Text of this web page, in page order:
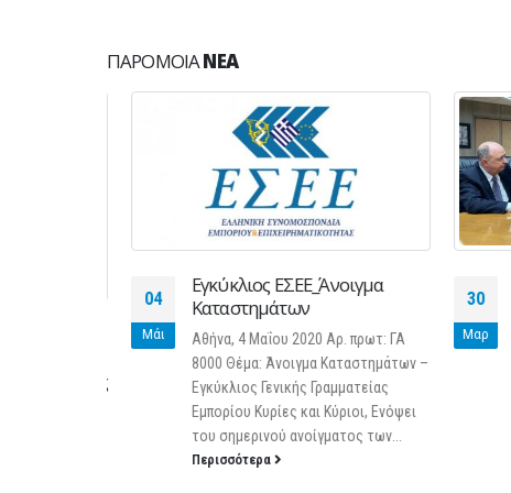
ΠΑΡΌΜΟΙΑΝΈΑ
Εγκύκλιος ΕΣΕΕ_Άνοιγμα
Καταστημάτων
Αθήνα, 4 Μαΐου 2020 Αρ. πρωτ: ΓΑ
8000 Θέμα: Άνοιγμα Καταστημάτων –
Εγκύκλιος Γενικής Γραμματείας
Εμπορίου Κυρίες και Κύριοι, Ενόψει
του σημερινού ανοίγματος των...
Περισσότερα
Μαρ